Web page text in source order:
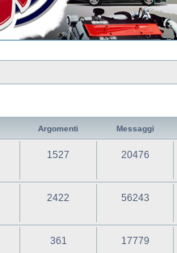
Argomenti Messaggi
1527 20476
2422 56243
361 17779